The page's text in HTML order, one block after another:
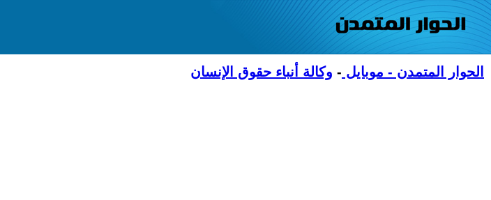
الحوار المتمدن - موبايل - وكالة أنباء حقوق الإنسان